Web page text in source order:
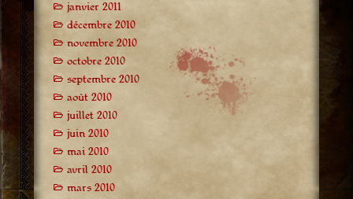
janvier 2011
décembre 2010
novembre 2010
octobre 2010
septembre 2010
août 2010
juillet 2010
juin 2010
mai 2010
avril 2010
mars 2010